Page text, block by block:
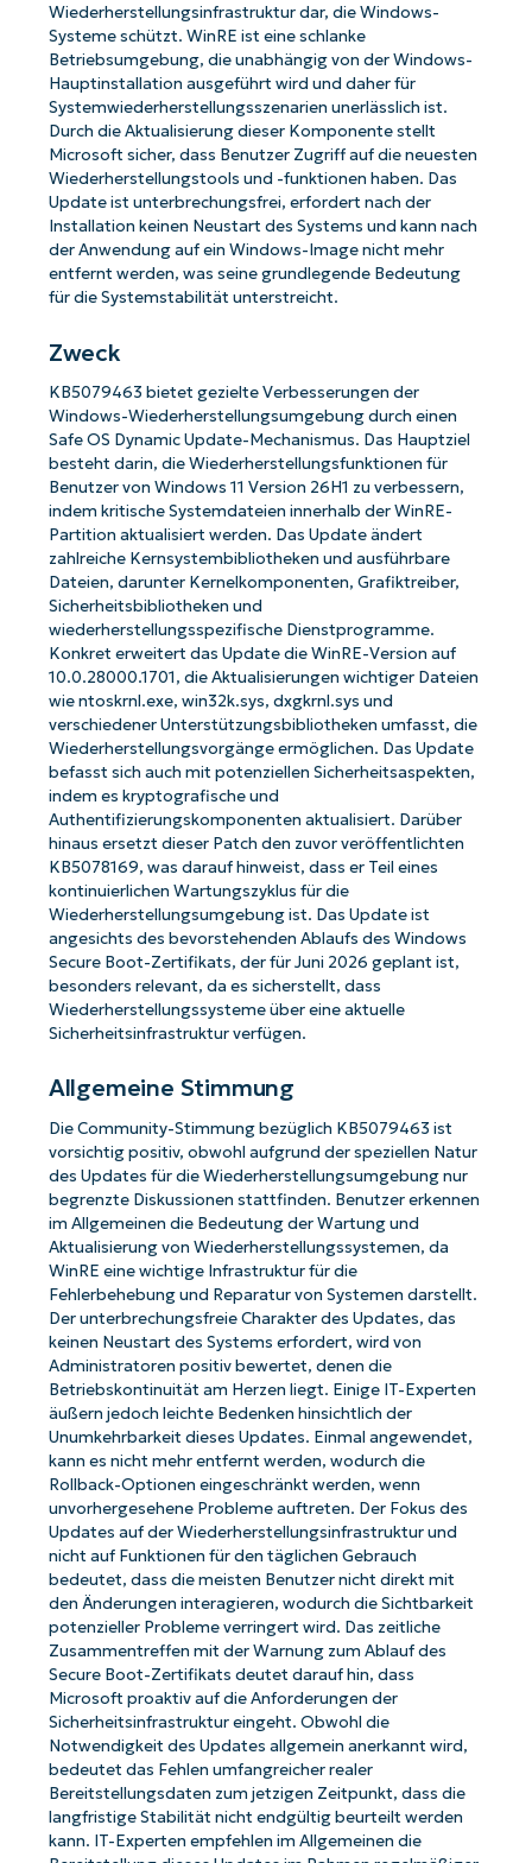
Wiederherstellungsinfrastruktur dar, die Windows-
Systeme schützt. WinRE ist eine schlanke
Betriebsumgebung, die unabhängig von der Windows-
Hauptinstallation ausgeführt wird und daher für
Systemwiederherstellungsszenarien unerlässlich ist.
Durch die Aktualisierung dieser Komponente stellt
Microsoft sicher, dass Benutzer Zugriff auf die neuesten
Wiederherstellungstools und -funktionen haben. Das
Update ist unterbrechungsfrei, erfordert nach der
Installation keinen Neustart des Systems und kann nach
der Anwendung auf ein Windows-Image nicht mehr
entfernt werden, was seine grundlegende Bedeutung
für die Systemstabilität unterstreicht.
Zweck
KB5079463 bietet gezielte Verbesserungen der
Windows-Wiederherstellungsumgebung durch einen
Safe OS Dynamic Update-Mechanismus. Das Hauptziel
besteht darin, die Wiederherstellungsfunktionen für
Benutzer von Windows 11 Version 26H1 zu verbessern,
indem kritische Systemdateien innerhalb der WinRE-
Partition aktualisiert werden. Das Update ändert
zahlreiche Kernsystembibliotheken und ausführbare
Dateien, darunter Kernelkomponenten, Grafiktreiber,
Sicherheitsbibliotheken und
wiederherstellungsspezifische Dienstprogramme.
Konkret erweitert das Update die WinRE-Version auf
10.0.28000.1701, die Aktualisierungen wichtiger Dateien
wie ntoskrnl.exe, win32k.sys, dxgkrnl.sys und
verschiedener Unterstützungsbibliotheken umfasst, die
Wiederherstellungsvorgänge ermöglichen. Das Update
befasst sich auch mit potenziellen Sicherheitsaspekten,
indem es kryptografische und
Authentifizierungskomponenten aktualisiert. Darüber
hinaus ersetzt dieser Patch den zuvor veröffentlichten
KB5078169, was darauf hinweist, dass er Teil eines
kontinuierlichen Wartungszyklus für die
Wiederherstellungsumgebung ist. Das Update ist
angesichts des bevorstehenden Ablaufs des Windows
Secure Boot-Zertifikats, der für Juni 2026 geplant ist,
besonders relevant, da es sicherstellt, dass
Wiederherstellungssysteme über eine aktuelle
Sicherheitsinfrastruktur verfügen.
Allgemeine Stimmung
Die Community-Stimmung bezüglich KB5079463 ist
vorsichtig positiv, obwohl aufgrund der speziellen Natur
des Updates für die Wiederherstellungsumgebung nur
begrenzte Diskussionen stattfinden. Benutzer erkennen
im Allgemeinen die Bedeutung der Wartung und
Aktualisierung von Wiederherstellungssystemen, da
WinRE eine wichtige Infrastruktur für die
Fehlerbehebung und Reparatur von Systemen darstellt.
Der unterbrechungsfreie Charakter des Updates, das
keinen Neustart des Systems erfordert, wird von
Administratoren positiv bewertet, denen die
Betriebskontinuität am Herzen liegt. Einige IT-Experten
äußern jedoch leichte Bedenken hinsichtlich der
Unumkehrbarkeit dieses Updates. Einmal angewendet,
kann es nicht mehr entfernt werden, wodurch die
Rollback-Optionen eingeschränkt werden, wenn
unvorhergesehene Probleme auftreten. Der Fokus des
Updates auf der Wiederherstellungsinfrastruktur und
nicht auf Funktionen für den täglichen Gebrauch
bedeutet, dass die meisten Benutzer nicht direkt mit
den Änderungen interagieren, wodurch die Sichtbarkeit
potenzieller Probleme verringert wird. Das zeitliche
Zusammentreffen mit der Warnung zum Ablauf des
Secure Boot-Zertifikats deutet darauf hin, dass
Microsoft proaktiv auf die Anforderungen der
Sicherheitsinfrastruktur eingeht. Obwohl die
Notwendigkeit des Updates allgemein anerkannt wird,
bedeutet das Fehlen umfangreicher realer
Bereitstellungsdaten zum jetzigen Zeitpunkt, dass die
langfristige Stabilität nicht endgültig beurteilt werden
kann. IT-Experten empfehlen im Allgemeinen die